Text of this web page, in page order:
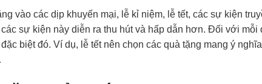
vào các dịp khuyến mại, lễ kỉ niệm, lễ tết, các sự kiện
sự kiện này diễn ra thu hút và hấp dẫn hơn. Đối với
biệt đó. Ví dụ, lễ tết nên chọn các quà tặng mang ý